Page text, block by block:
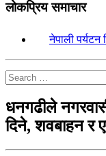
लोकप्रिय समाचार
नेपाली पर्यटन
धनगढीले
दिने, शवबाहन र